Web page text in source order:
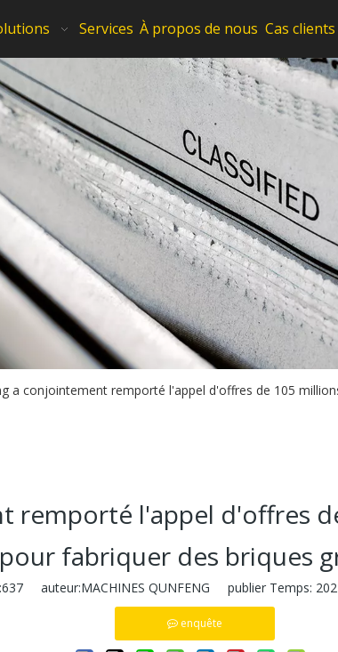
Services À propos de nous Cas clients
a conjointement remporté l'appel d'offres de 105
remporté l'appel d'offres
fabriquer des briques
637auteur:MACHINES QUNFENG publier Temps:
enquête